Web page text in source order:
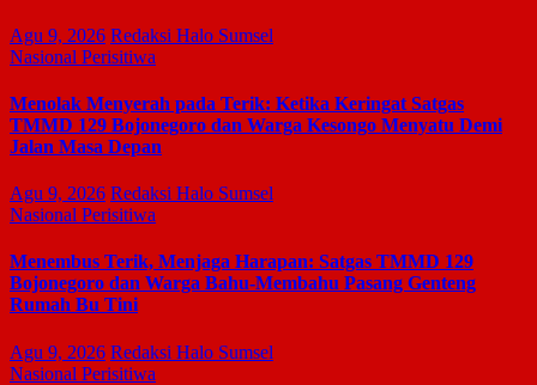
Agu 9, 2026 Redaksi Halo Sumsel
Nasional Perisitiwa
Menolak Menyerah pada Terik: Ketika Keringat Satgas
TMMD 129 Bojonegoro dan Warga Kesongo Menyatu Demi
Jalan Masa Depan
Agu 9, 2026 Redaksi Halo Sumsel
Nasional Perisitiwa
Menembus Terik, Menjaga Harapan: Satgas TMMD 129
Bojonegoro dan Warga Bahu-Membahu Pasang Genteng
Rumah Bu Tini
Agu 9, 2026 Redaksi Halo Sumsel
Nasional Perisitiwa